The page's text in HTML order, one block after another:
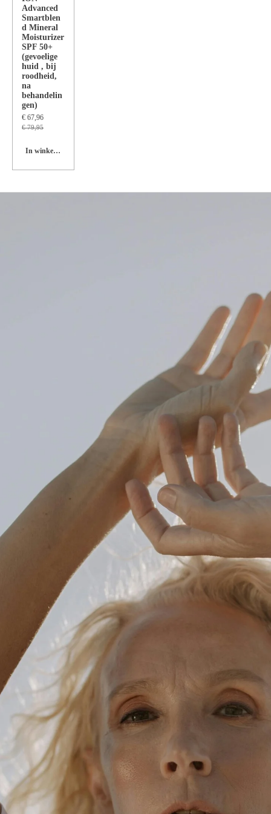
Advanced
Smartblen
d Mineral
Moisturizer
SPF 50+
(gevoelige
huid , bij
roodheid,
na
behandelin
gen)
€ 67,96
€ 79,95
In winkelwagen